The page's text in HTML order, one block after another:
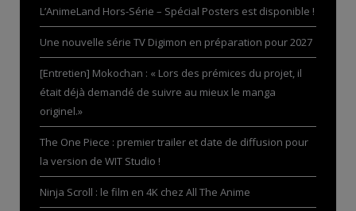
L’AnimeLand Hors-Série – Spécial Posters est disponible !
Une nouvelle série TV Digimon en préparation pour 2027
[Entretien] Mokochan : « Lors des prémices du projet, il
était déjà demandé de suivre au mieux le manga
originel.»
The One Piece : premier trailer et date de diffusion pour
la version de WIT Studio !
Ninja Scroll : le film en 4K chez All The Anime